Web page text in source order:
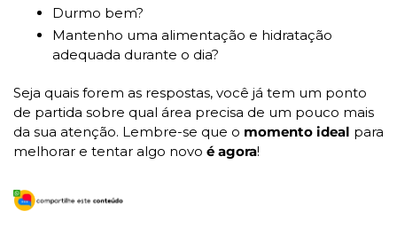
Durmo bem?
Mantenho uma alimentação e hidratação
adequada durante o dia?
Seja quais forem as respostas, você já tem um ponto
de partida sobre qual área precisa de um pouco mais
da sua atenção. Lembre-se que o momento ideal para
melhorar e tentar algo novo é agora!